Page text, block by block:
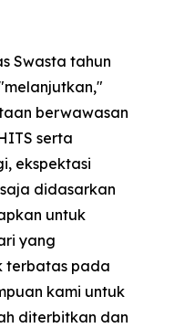
Swasta tahun
berwawasan
serta
ekspektasi
didasarkan
untuk
yang
terbatas pada
kami untuk
diterbitkan dan